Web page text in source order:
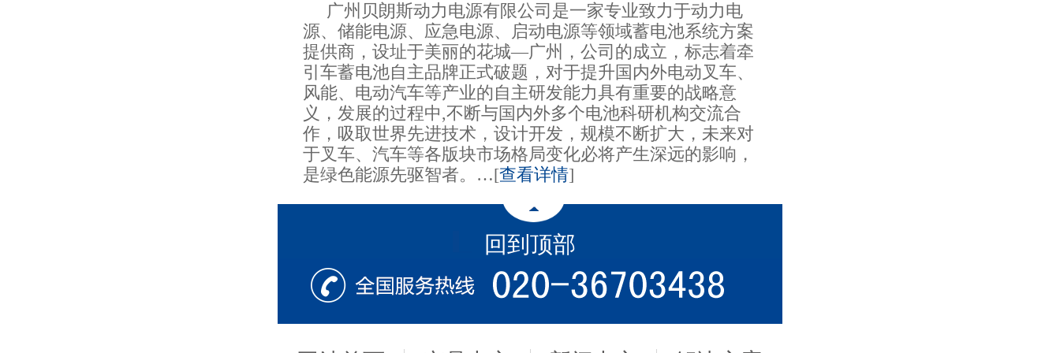
广州贝朗斯动力电源有限公司是一家专业致力于动力电
源、储能电源、应急电源、启动电源等领域蓄电池系统方案
提供商，设址于美丽的花城—广州，公司的成立，标志着牵
引车蓄电池自主品牌正式破题，对于提升国内外电动叉车、
风能、电动汽车等产业的自主研发能力具有重要的战略意
义，发展的过程中,不断与国内外多个电池科研机构交流合
作，吸取世界先进技术，设计开发，规模不断扩大，未来对
于叉车、汽车等各版块市场格局变化必将产生深远的影响，
是绿色能源先驱智者。…[查看详情]
回到顶部